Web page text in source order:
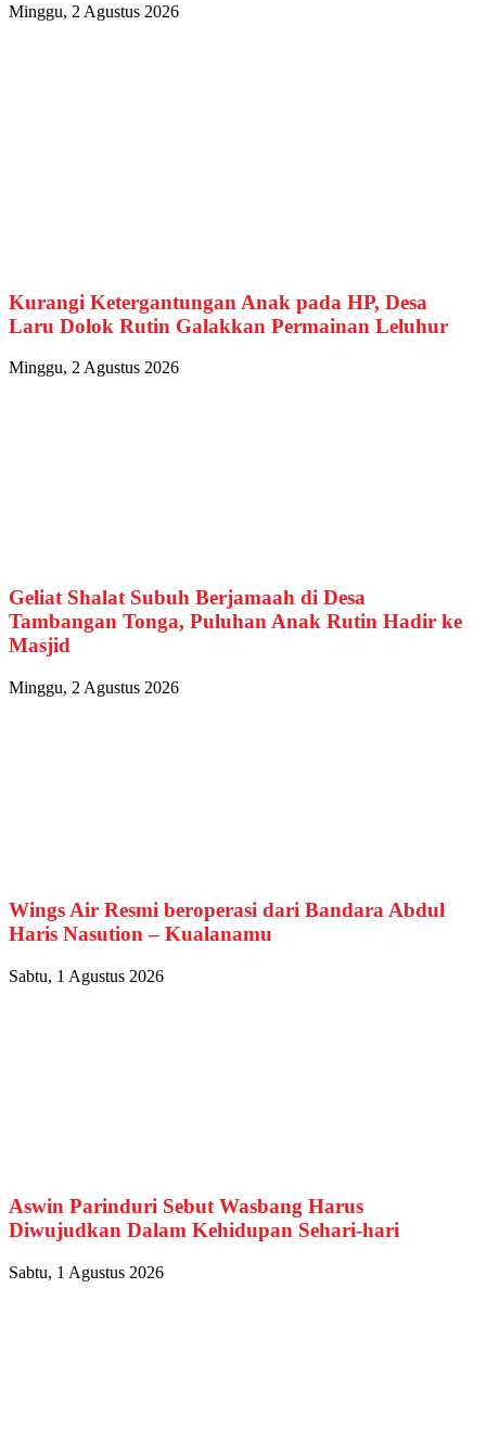
Minggu, 2 Agustus 2026
Kurangi Ketergantungan Anak pada HP, Desa
Laru Dolok Rutin Galakkan Permainan Leluhur
Minggu, 2 Agustus 2026
Geliat Shalat Subuh Berjamaah di Desa
Tambangan Tonga, Puluhan Anak Rutin Hadir ke
Masjid
Minggu, 2 Agustus 2026
Wings Air Resmi beroperasi dari Bandara Abdul
Haris Nasution – Kualanamu
Sabtu, 1 Agustus 2026
Aswin Parinduri Sebut Wasbang Harus
Diwujudkan Dalam Kehidupan Sehari-hari
Sabtu, 1 Agustus 2026